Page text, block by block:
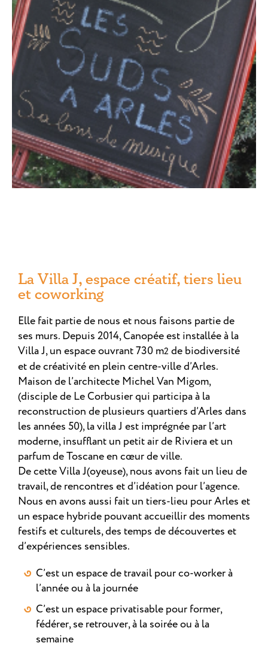
La Villa J, espace créatif, tiers lieu
et coworking
Elle fait partie de nous et nous faisons partie de
ses murs. Depuis 2014, Canopée est installée à la
Villa J, un espace ouvrant 730 m2 de biodiversité
et de créativité en plein centre-ville d’Arles.
Maison de l’architecte Michel Van Migom,
(disciple de Le Corbusier qui participa à la
reconstruction de plusieurs quartiers d’Arles dans
les années 50), la villa J est imprégnée par l’art
moderne, insufflant un petit air de Riviera et un
parfum de Toscane en cœur de ville.
De cette Villa J(oyeuse), nous avons fait un lieu de
travail, de rencontres et d’idéation pour l’agence.
Nous en avons aussi fait un tiers-lieu pour Arles et
un espace hybride pouvant accueillir des moments
festifs et culturels, des temps de découvertes et
d’expériences sensibles.
C’est un espace de travail pour co-worker à
l’année ou à la journée
C’est un espace privatisable pour former,
fédérer, se retrouver, à la soirée ou à la
semaine